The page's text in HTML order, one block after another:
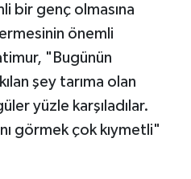
bir genç olmasına
önemli
"Bugünün
şey tarıma olan
yüzle karşıladılar.
görmek çok kıymetli"